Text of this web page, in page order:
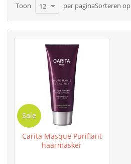
Toon
12 per paginaSorteren op
Sale
Carita Masque Purifiant
haarmasker